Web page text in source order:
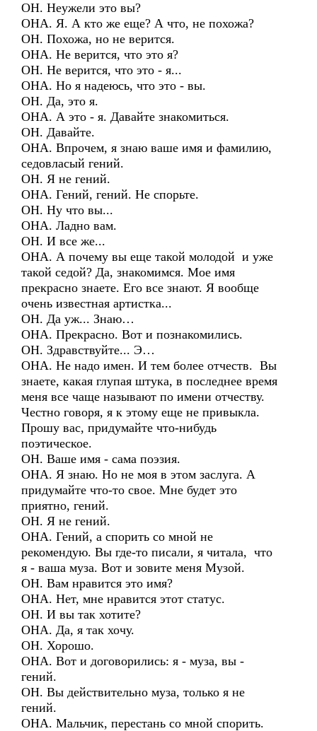
ОН. Неужели это вы?
ОНА. Я. А кто же еще? А что, не похожа?
ОН. Похожа, но не верится.
ОНА. Не верится, что это я?
ОН. Не верится, что это - я...
ОНА. Но я надеюсь, что это - вы.
ОН. Да, это я.
ОНА. А это - я. Давайте знакомиться.
ОН. Давайте.
ОНА. Впрочем, я знаю ваше имя и фамилию,
седовласый гений.
ОН. Я не гений.
ОНА. Гений, гений. Не спорьте.
ОН. Ну что вы...
ОНА. Ладно вам.
ОН. И все же...
ОНА. А почему вы еще такой молодой и уже
такой седой? Да, знакомимся. Мое имя
прекрасно знаете. Его все знают. Я вообще
очень известная артистка...
ОН. Да уж... Знаю…
ОНА. Прекрасно. Вот и познакомились.
ОН. Здравствуйте... Э…
ОНА. Не надо имен. И тем более отчеств. Вы
знаете, какая глупая штука, в последнее время
меня все чаще называют по имени отчеству.
Честно говоря, я к этому еще не привыкла.
Прошу вас, придумайте что-нибудь
поэтическое.
ОН. Ваше имя - сама поэзия.
ОНА. Я знаю. Но не моя в этом заслуга. А
придумайте что-то свое. Мне будет это
приятно, гений.
ОН. Я не гений.
ОНА. Гений, а спорить со мной не
рекомендую. Вы где-то писали, я читала, что
я - ваша муза. Вот и зовите меня Музой.
ОН. Вам нравится это имя?
ОНА. Нет, мне нравится этот статус.
ОН. И вы так хотите?
ОНА. Да, я так хочу.
ОН. Хорошо.
ОНА. Вот и договорились: я - муза, вы -
гений.
ОН. Вы действительно муза, только я не
гений.
ОНА. Мальчик, перестань со мной спорить.